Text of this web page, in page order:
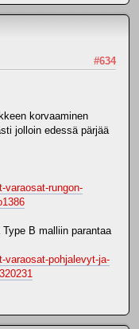
#634
korvaaminen
jolloin edessä pärjää
varaosat-rungon-
B malliin parantaa
varaosat-pohjalevyt-ja-